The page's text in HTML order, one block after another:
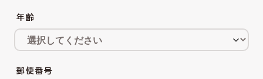
年齢
郵便番号